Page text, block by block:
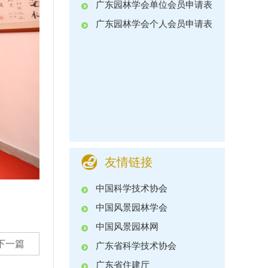
一篇
广东园林学会单位会员申请表
广东园林学会个人会员申请表
友情链接
中国科学技术协会
中国风景园林学会
中国风景园林网
广东省科学技术协会
广东省住建厅